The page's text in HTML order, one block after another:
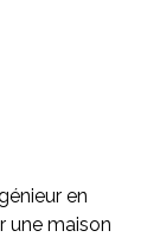
en
une maison